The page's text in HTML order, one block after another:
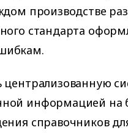
производстве
стандарта
информацией на
справочников